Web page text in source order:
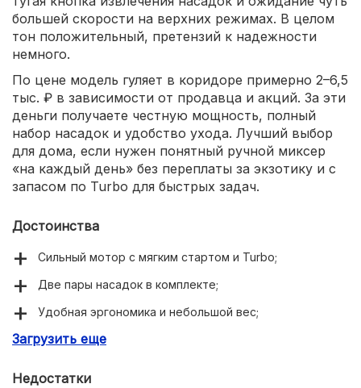
большей скорости на верхних режимах. В целом
тон положительный, претензий к надежности
немного.
По цене модель гуляет в коридоре примерно 2–6,5
тыс. ₽ в зависимости от продавца и акций. За эти
деньги получаете честную мощность, полный
набор насадок и удобство ухода. Лучший выбор
для дома, если нужен понятный ручной миксер
«на каждый день» без переплаты за экзотику и с
запасом по Turbo для быстрых задач.
Достоинства
Сильный мотор с мягким стартом и Turbo;
Две пары насадок в комплекте;
Удобная эргономика и небольшой вес;
Съемные части можно мыть в ПММ;
Загрузить еще
Недостатки